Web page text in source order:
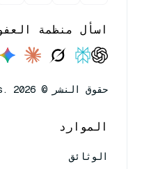
اسأل منظمة
حقوق النشر © Milvus. 2026 كل الحقوق محفوظة.
الموارد
الوثائق